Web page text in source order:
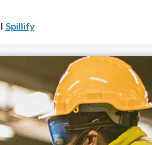
Spillify